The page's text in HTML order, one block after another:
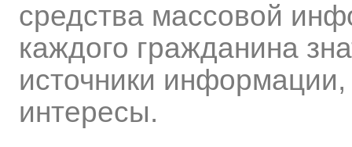
средства массовой
каждого гражданина
источники
интересы.